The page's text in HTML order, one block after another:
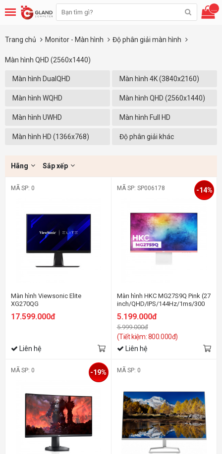
...
Trang chủ Monitor - Màn hình Độ phân giải màn hình
Màn hình QHD (2560x1440)
Màn hình DualQHD
(5120x1440)
Màn hình 4K (3840x2160)
Màn hình WQHD
(3440x1440)
Màn hình QHD (2560x1440)
Màn hình UWHD
(2560X1080)
Màn hình Full HD
(1920x1080)
Màn hình HD (1366x768) Độ phân giải khác
Hãng Sắp xếp
MÃ SP: 0
Màn hình Viewsonic Elite
XG270QG
Sync/Loa)
17.599.000đ
Liên hệ
MÃ SP: SP006178
Màn hình HKC MG27S9Q Pink (27
inch/QHD/IPS/144Hz/1ms/300
5.199.000đ
5.999.000đ
(Tiết kiệm: 800.000đ)
-14%
Liên hệ
MÃ SP: 0 -19% MÃ SP: 0